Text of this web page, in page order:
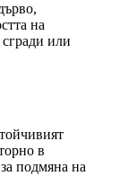
на
или
в
подмяна на